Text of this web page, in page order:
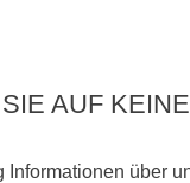
AUF
Informationen über